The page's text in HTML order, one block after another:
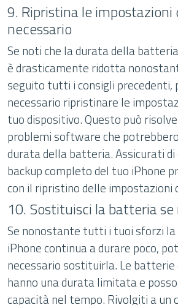
9. Ripristina le impostazioni
necessario
Se noti che la durata della
è drasticamente ridotta
seguito tutti i consigli precedenti,
necessario ripristinare le
tuo dispositivo. Questo può
problemi software che
durata della batteria. Assicurati di
backup completo del tuo iPhone
con il ripristino delle impostazioni
10. Sostituisci la batteria se
Se nonostante tutti i tuoi sforzi
iPhone continua a durare poco,
necessario sostituirla. Le batterie
hanno una durata limitata e
capacità nel tempo. Rivolgiti a un